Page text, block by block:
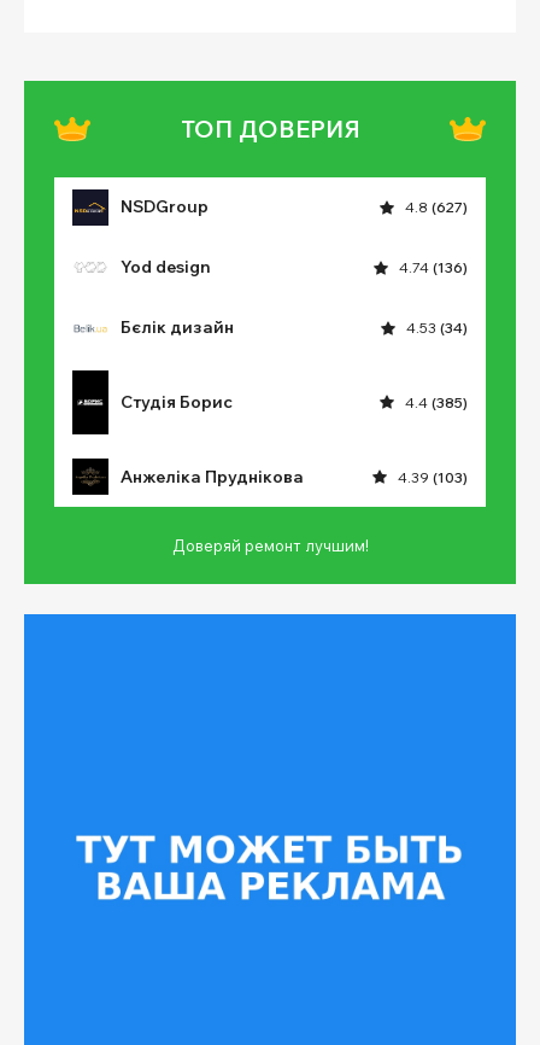
ТОП ДОВЕРИЯ
NSDGroup 4.8 (627)
Yod design 4.74 (136)
Бєлік дизайн 4.53 (34)
Студія Борис 4.4 (385)
Анжеліка Пруднікова 4.39 (103)
Доверяй ремонт лучшим!